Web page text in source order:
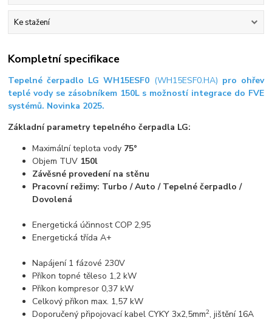
Ke stažení
Kompletní specifikace
Tepelné čerpadlo LG WH15ESF0 (WH15ESF0.HA) pro ohřev
teplé vody se zásobníkem 150L s možností integrace do FVE
systémů. Novinka 2025.
Základní parametry tepelného čerpadla LG:
Maximální teplota vody 75°
Objem TUV 150l
Závěsné provedení na stěnu
Pracovní režimy: Turbo / Auto / Tepelné čerpadlo /
Dovolená
Energetická účinnost COP 2,95
Energetická třída A+
Napájení 1 fázové 230V
Příkon topné těleso 1,2 kW
Příkon kompresor 0,37 kW
Celkový příkon max. 1,57 kW
Doporučený připojovací kabel CYKY 3x2,5mm2, jištění 16A